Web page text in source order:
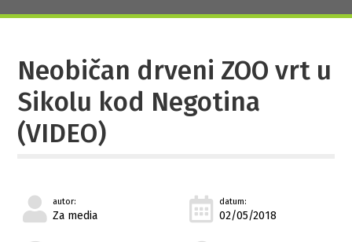
Neobičan drveni ZOO vrt u
Sikolu kod Negotina
(VIDEO)
autor:
Za media
datum:
02/05/2018